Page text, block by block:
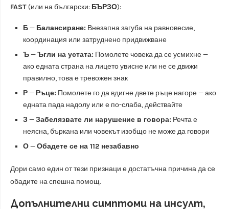
FAST(или на български: БЪРЗО):
Б— Балансиране: Внезапна загуба на равновесие,
координация или затруднено придвижване
Ъ—Ъгли на устата: Помолете човека да се усмихне —
ако едната страна на лицето увисне или не се движи
правилно, това е тревожен знак
Р— Ръце: Помолете го да вдигне двете ръце нагоре — ако
едната пада надолу или е по-слаба, действайте
З —Забелязвате ли нарушение в говора: Речта е
неясна, бъркана или човекът изобщо не може да говори
О—Обадете се на 112 незабавно
Дори само един от тези признаци е достатъчна причина да се
обадите на спешна помощ.
Допълнителни симптоми на инсулт,